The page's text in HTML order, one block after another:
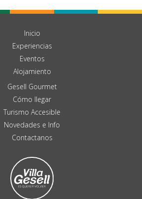
Inicio
Experiencias
Eventos
Alojamiento
Gesell Gourmet
Cómo llegar
Turismo Accesible
Novedades e Info
Contactanos